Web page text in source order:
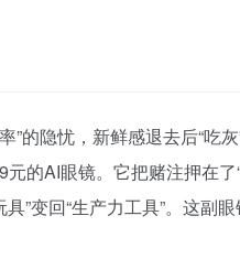
的隐忧，新鲜感退去后“吃
的AI眼镜。它把赌注押在了
”变回“生产力工具”。这副